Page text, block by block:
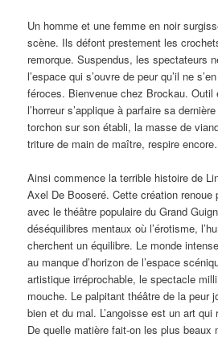
Un homme et une femme en noir
scène. Ils défont prestement les
remorque. Suspendus, les spectateurs
l’espace qui s’ouvre de peur qu’il ne
féroces. Bienvenue chez Brockau. Outil
l’horreur s’applique à parfaire sa
torchon sur son établi, la masse de
triture de main de maître, respire
Ainsi commence la terrible histoire de
Axel De Booseré. Cette création renoue
avec le théâtre populaire du Grand
déséquilibres mentaux où l’érotisme,
cherchent un équilibre. Le monde
au manque d’horizon de l’espace
artistique irréprochable, le spectacle
mouche. Le palpitant théâtre de la peur
bien et du mal. L’angoisse est un art qui
De quelle matière fait-on les plus beaux